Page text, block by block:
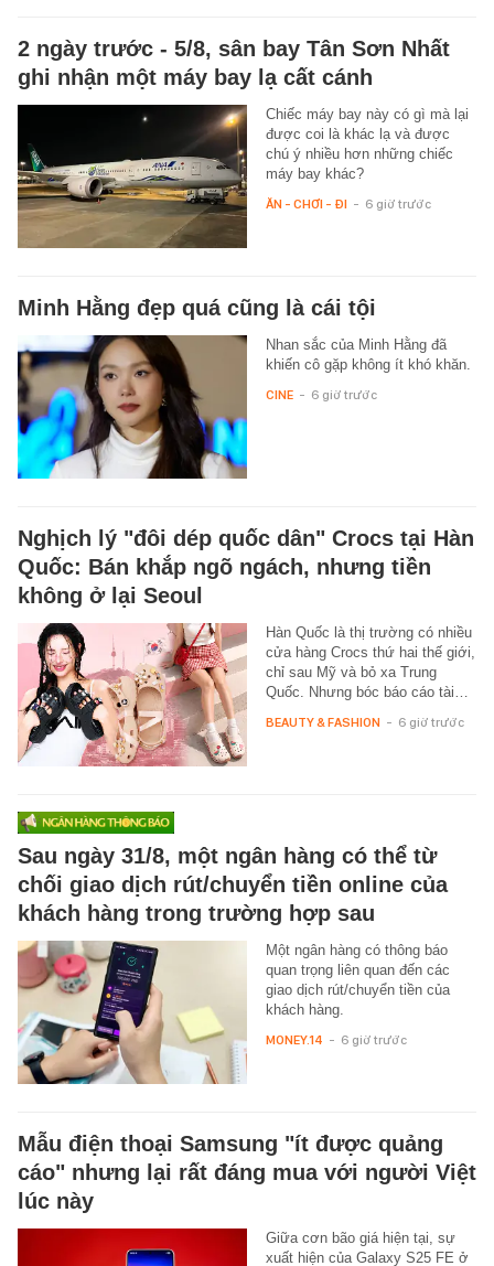
2 ngày trước - 5/8, sân bay Tân Sơn Nhất
ghi nhận một máy bay lạ cất cánh
Chiếc máy bay này có gì mà lại
được coi là khác lạ và được
chú ý nhiều hơn những chiếc
máy bay khác?
ĂN - CHƠI - ĐI - 6 giờ trước
Minh Hằng đẹp quá cũng là cái tội
Nhan sắc của Minh Hằng đã
khiến cô gặp không ít khó khăn.
CINE - 6 giờ trước
Nghịch lý "đôi dép quốc dân" Crocs tại Hàn
Quốc: Bán khắp ngõ ngách, nhưng tiền
không ở lại Seoul
Hàn Quốc là thị trường có nhiều
cửa hàng Crocs thứ hai thế giới,
chỉ sau Mỹ và bỏ xa Trung
Quốc. Nhưng bóc báo cáo tài…
BEAUTY & FASHION - 6 giờ trước
Sau ngày 31/8, một ngân hàng có thể từ
chối giao dịch rút/chuyển tiền online của
khách hàng trong trường hợp sau
Một ngân hàng có thông báo
quan trọng liên quan đến các
giao dịch rút/chuyển tiền của
khách hàng.
MONEY.14 - 6 giờ trước
Mẫu điện thoại Samsung "ít được quảng
cáo" nhưng lại rất đáng mua với người Việt
lúc này
Giữa cơn bão giá hiện tại, sự
xuất hiện của Galaxy S25 FE ở